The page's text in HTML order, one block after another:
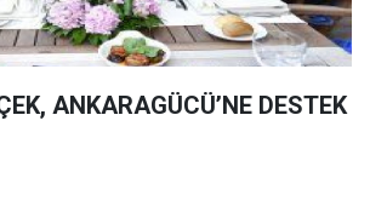
ANKARAGÜCÜ’NE DESTEK